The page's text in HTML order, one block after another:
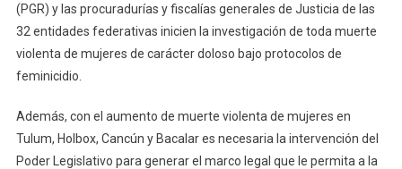
(PGR) y las procuradurías y fiscalías generales de Justicia de las
32 entidades federativas inicien la investigación de toda muerte
violenta de mujeres de carácter doloso bajo protocolos de
feminicidio.
Además, con el aumento de muerte violenta de mujeres en
Tulum, Holbox, Cancún y Bacalar es necesaria la intervención del
Poder Legislativo para generar el marco legal que le permita a la